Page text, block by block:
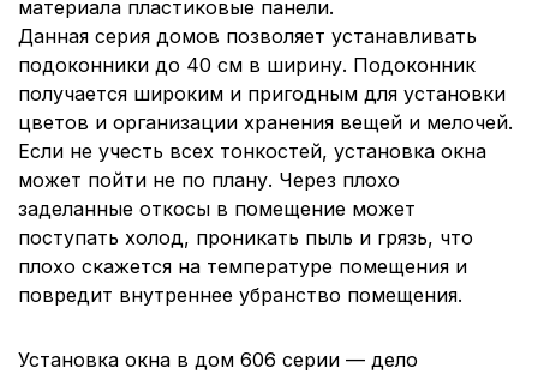
материала пластиковые панели.
Данная серия домов позволяет устанавливать
подоконники до 40 см в ширину. Подоконник
получается широким и пригодным для установки
цветов и организации хранения вещей и мелочей.
Если не учесть всех тонкостей, установка окна
может пойти не по плану. Через плохо
заделанные откосы в помещение может
поступать холод, проникать пыль и грязь, что
плохо скажется на температуре помещения и
повредит внутреннее убранство помещения.
Установка окна в дом 606 серии — дело